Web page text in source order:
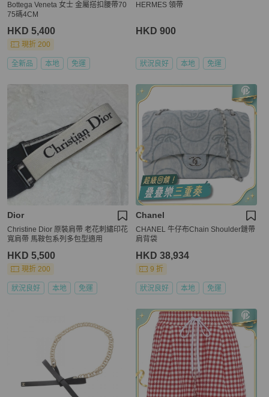
Bottega Veneta 女士 金屬搭扣腰帶70
75碼4CM
HKD 5,400
現折 200
全新品 本地 免運
HERMES 領帶
HKD 900
狀況良好 本地 免運
Dior
Christine Dior 原裝肩帶 老花刺繡印花
寬肩帶 馬鞍包系列多包型適用
HKD 5,500
現折 200
狀況良好 本地 免運
Chanel
CHANEL 牛仔布Chain Shoulder鏈帶
肩背袋
HKD 38,934
9 折
狀況良好 本地 免運